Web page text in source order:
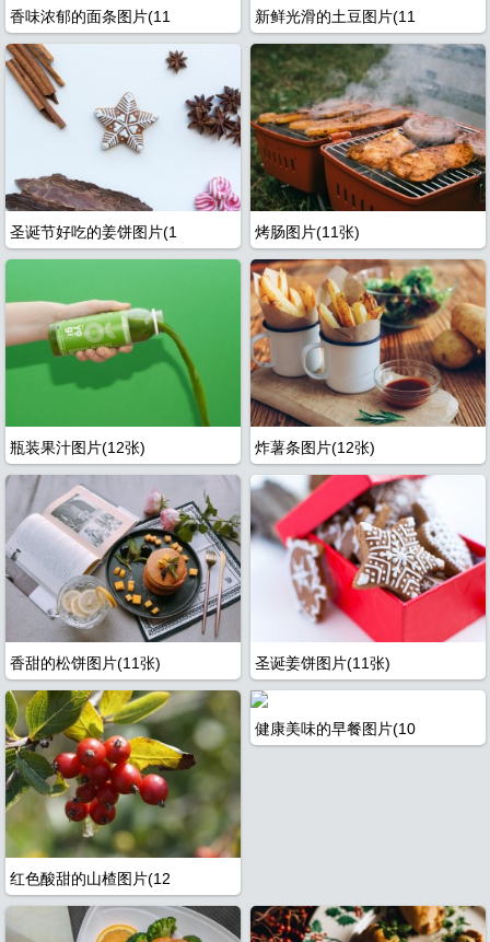
片
新鲜光滑的土豆图片(11
香味浓郁的面条图片(11
烤肠图片(11张)
圣诞节好吃的姜饼图片(1
炸薯条图片(12张)
瓶装果汁图片(12张)
圣诞姜饼图片(11张)
香甜的松饼图片(11张)
健康美味的早餐图片(10
红色酸甜的山楂图片(12